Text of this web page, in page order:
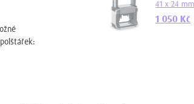
41 x 24 mm
1 050 Kč